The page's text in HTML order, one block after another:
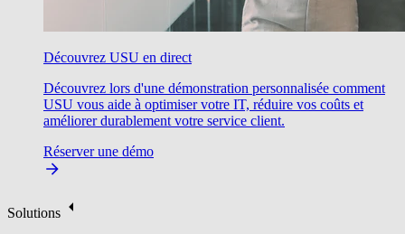
Découvrez USU en direct
Découvrez lors d'une démonstration personnalisée comment
USU vous aide à optimiser votre IT, réduire vos coûts et
améliorer durablement votre service client.
Réserver une démo
Solutions